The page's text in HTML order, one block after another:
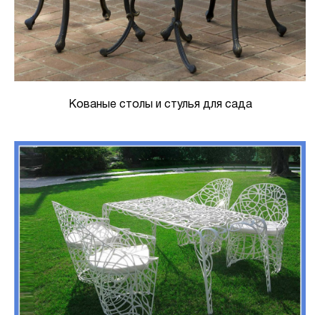
Кованые столы и стулья для сада